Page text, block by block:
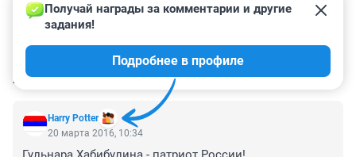
КОММЕНТАРИИ 6
Harry Potter
Получай награды за комментарии и другие
задания!
Подробнее в профиле
20 марта 2016, 10:34